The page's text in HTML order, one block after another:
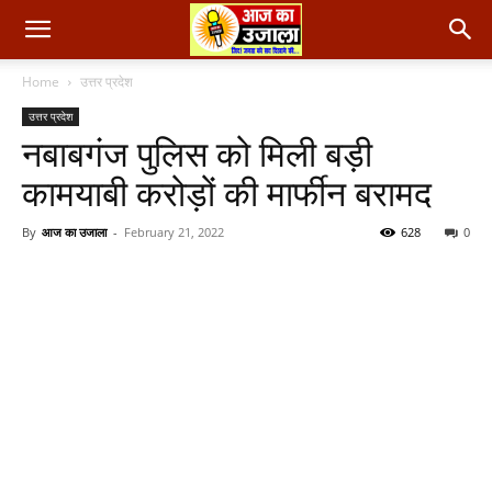
Home उत्तर प्रदेश
उत्तर प्रदेश
नबाबगंज पुलिस को मिली बड़ी
कामयाबी करोड़ों की मार्फीन बरामद
By आज का उजाला - February 21, 2022 0
628